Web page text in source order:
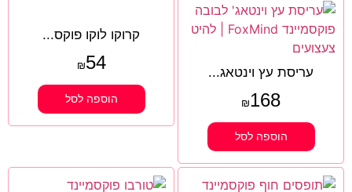
עריסת עץ וינטאג...
₪168
הוספה לסל
קרוקו לוקו פוקס...
₪54
הוספה לסל